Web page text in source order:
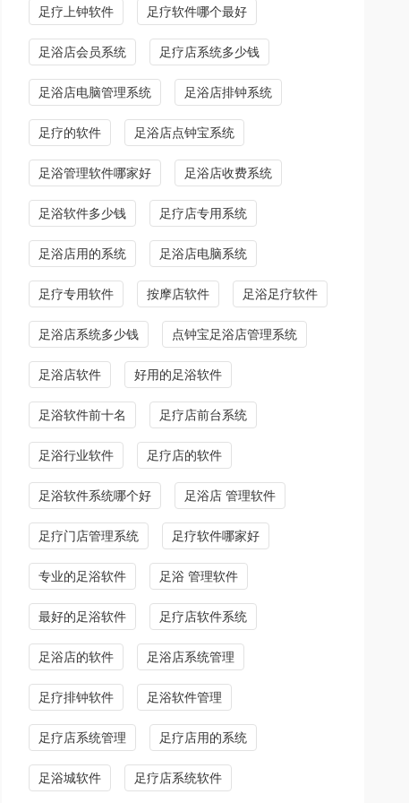
足疗上钟软件 足疗软件哪个最好
足浴店会员系统 足疗店系统多少钱
足浴店电脑管理系统 足浴店排钟系统
足疗的软件 足浴店点钟宝系统
足浴管理软件哪家好 足浴店收费系统
足浴软件多少钱 足疗店专用系统
足浴店用的系统 足浴店电脑系统
足疗专用软件 按摩店软件 足浴足疗软件
足浴店系统多少钱 点钟宝足浴店管理系统
足浴店软件 好用的足浴软件
足浴软件前十名 足疗店前台系统
足浴行业软件 足疗店的软件
足浴软件系统哪个好 足浴店 管理软件
足疗门店管理系统 足疗软件哪家好
专业的足浴软件 足浴 管理软件
最好的足浴软件 足疗店软件系统
足浴店的软件 足浴店系统管理
足疗排钟软件 足浴软件管理
足疗店系统管理 足疗店用的系统
足浴城软件 足疗店系统软件